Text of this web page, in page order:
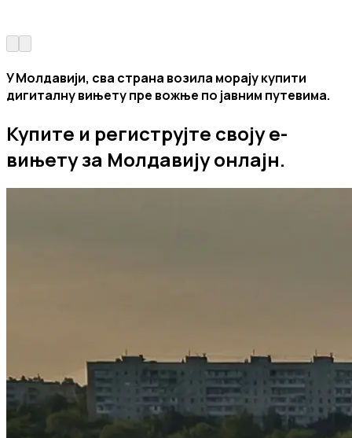
У Молдавији, сва страна возила морају купити
дигиталну вињету пре вожње по јавним путевима.
Купите и региструјте своју е-
вињету за Молдавију онлајн.